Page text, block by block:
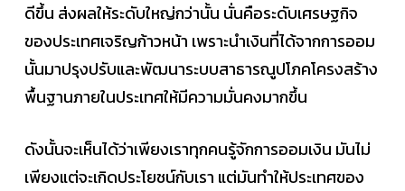
ดีขึ้น ส่งผลให้ระดับใหญ่กว่านั้น นั่นคือระดับเศรษฐกิจ
ของประเทศเจริญก้าวหน้า เพราะนำเงินที่ได้จากการออม
นั้นมาปรุงปรับและพัฒนาระบบสาธารณูปโภคโครงสร้าง
พื้นฐานภายในประเทศให้มีความมั่นคงมากขึ้น
ดังนั้นจะเห็นได้ว่าเพียงเราทุกคนรู้จักการออมเงิน มันไม่
เพียงแต่จะเกิดประโยชน์กับเรา แต่มันทำให้ประเทศของ